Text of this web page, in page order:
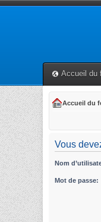
Accueil du
Accueil du
Vous
Nom
Mot de passe: